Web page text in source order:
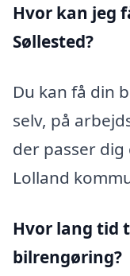
Hvor kan jeg
Søllested?
Du kan få din
selv, på
der passer
Lolland
Hvor lang tid
bilrengøring?